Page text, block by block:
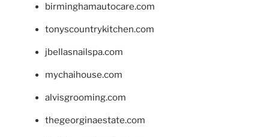
birminghamautocare.com
tonyscountrykitchen.com
jbellasnailspa.com
mychaihouse.com
alvisgrooming.com
thegeorginaestate.com